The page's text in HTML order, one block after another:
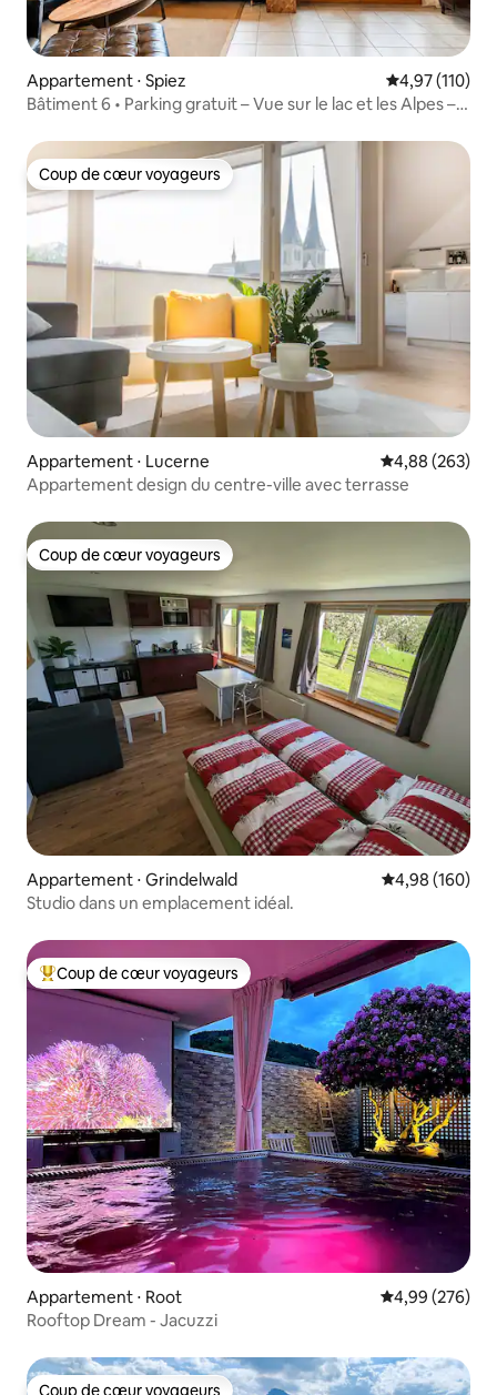
Appartement ⋅ Spiez Évaluation
4,97 (110)
Bâtiment 6 • Parking gratuit – Vue sur le lac et les Alpes –
Coup de cœur voyageurs
Coup de cœur voyageurs
Appartement ⋅ Lucerne Évaluation
4,88 (263)
Appartement design du centre-ville avec terrasse
Coup de cœur voyageurs
Coup de cœur voyageurs
Appartement ⋅ Grindelwald Évaluation
4,98 (160)
Studio dans un emplacement idéal.
Coups de cœur voyageurs les plus appréciés
Coup de cœur voyageurs
Appartement ⋅ Root Évaluation
4,99 (276)
Rooftop Dream - Jacuzzi
Coup de cœur voyageurs